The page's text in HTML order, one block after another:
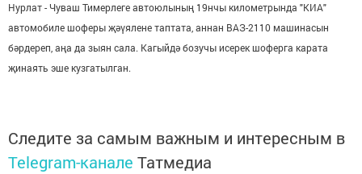
Нурлат - Чуваш Тимерлеге автоюлының 19нчы километрында "КИА"
автомобиле шоферы җәүялене таптата, аннан ВАЗ-2110 машинасын
бәрдереп, аңа да зыян сала. Кагыйдә бозучы исерек шоферга карата
җинаять эше кузгатылган.
Следите за самым важным и интересным в
Telegram-канале Татмедиа